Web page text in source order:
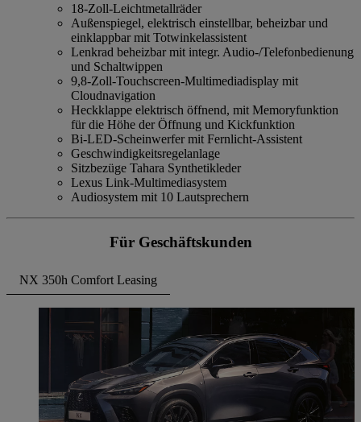
18-Zoll-Leichtmetallräder
Außenspiegel, elektrisch einstellbar, beheizbar und
einklappbar mit Totwinkelassistent
Lenkrad beheizbar mit integr. Audio-/Telefonbedienung
und Schaltwippen
9,8-Zoll-Touchscreen-Multimediadisplay mit
Cloudnavigation
Heckklappe elektrisch öffnend, mit Memoryfunktion
für die Höhe der Öffnung und Kickfunktion
Bi-LED-Scheinwerfer mit Fernlicht-Assistent
Geschwindigkeitsregelanlage
Sitzbezüge Tahara Synthetikleder
Lexus Link-Multimediasystem
Audiosystem mit 10 Lautsprechern
Für Geschäftskunden
NX 350h Comfort Leasing